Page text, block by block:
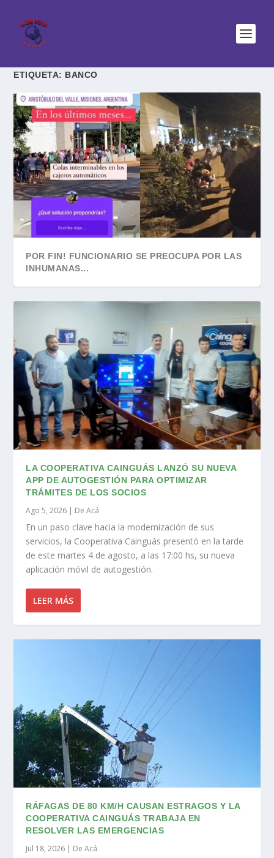
ETIQUETA: BANCO
POR FIN! FUNCIONARIO SE PREOCUPA POR LAS
INHUMANAS...
LA COOPERATIVA CAINGUÁS LANZÓ SU NUEVA
APP DE AUTOGESTIÓN PARA OPTIMIZAR
TRÁMITES DE LOS SOCIOS
Ago 5, 2026 | De Acá
En un paso clave hacia la modernización de sus
servicios, la Cooperativa Cainguás presentó en la tarde
de este martes 4 de agosto, a las 17:00 hs, su nueva
aplicación móvil de autogestión.
LEER MÁS
RÁFAGAS DE 80 KM/H CAUSAN ESTRAGOS Y LA
COOPERATIVA CAINGUÁS TRABAJA EN
RESOLVER LAS EMERGENCIAS
Jul 18, 2026 | De Acá